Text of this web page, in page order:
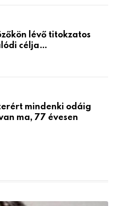
lévő titokzatos
célja…
mindenki odáig
ma, 77 évesen